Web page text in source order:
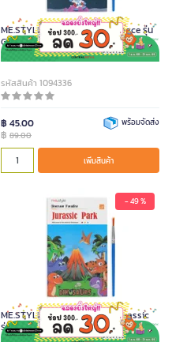
ME.STYLE ชุดสมุดระบายสีน้ำ Space รุ่น
GN-CB02-1
รหัสสินค้า 1094336
฿ 45.00
฿ 89.00
พร้อมจัดส่ง
เพิ่มสินค้า
- 49 %
ME.STYLE ชุดสมุดระบายสีน้ำ Jurassic
รุ่น GN-CB02-4